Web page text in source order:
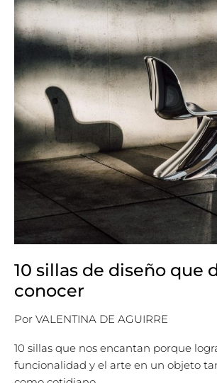
10 sillas de diseño que
conocer
Por VALENTINA DE AGUIRRE
10 sillas que nos encantan porque
funcionalidad y el arte en un objeto